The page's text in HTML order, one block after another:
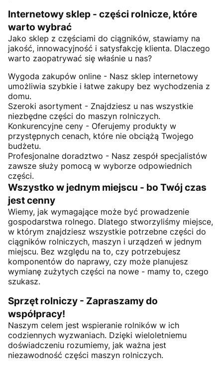
Internetowy sklep - części rolnicze, które
warto wybrać
Jako sklep z częściami do ciągników, stawiamy na
jakość, innowacyjność i satysfakcję klienta. Dlaczego
warto zaopatrywać się właśnie u nas?
Wygoda zakupów online - Nasz sklep internetowy
umożliwia szybkie i łatwe zakupy bez wychodzenia z
domu.
Szeroki asortyment - Znajdziesz u nas wszystkie
niezbędne części do maszyn rolniczych.
Konkurencyjne ceny - Oferujemy produkty w
przystępnych cenach, które nie obciążą Twojego
budżetu.
Profesjonalne doradztwo - Nasz zespół specjalistów
zawsze służy pomocą w wyborze odpowiednich
części.
Wszystko w jednym miejscu - bo Twój czas
jest cenny
Wiemy, jak wymagające może być prowadzenie
gospodarstwa rolnego. Dlatego stworzyliśmy miejsce,
w którym znajdziesz wszystkie potrzebne części do
ciągników rolniczych, maszyn i urządzeń w jednym
miejscu. Bez względu na to, czy potrzebujesz
komponentów do naprawy, czy może planujesz
wymianę zużytych części na nowe - mamy to, czego
szukasz.
Sprzęt rolniczy - Zapraszamy do
współpracy!
Naszym celem jest wspieranie rolników w ich
codziennych wyzwaniach. Dzięki wieloletniemu
doświadczeniu rozumiemy, jak ważna jest
niezawodność części maszyn rolniczych.